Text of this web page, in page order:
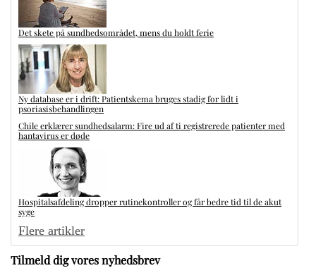
Det skete på sundhedsområdet, mens du holdt ferie
Ny database er i drift: Patientskema bruges stadig for lidt i
psoriasisbehandlingen
Chile erklærer sundhedsalarm: Fire ud af ti registrerede patienter med
hantavirus er døde
Hospitalsafdeling dropper rutinekontroller og får bedre tid til de akut
syge
Flere artikler
Tilmeld dig vores nyhedsbrev